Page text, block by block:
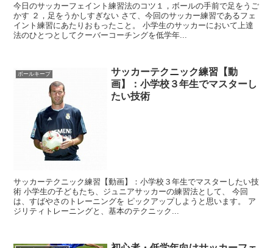
今日のサッカーフェイント練習法のコツ１，ボールの手前で足をうご
かす ２，足をうかしすぎない さて、今回のサッカー練習であるフェ
イント練習にあたりおもったこと。 小学生のサッカーにおいて上達
法のひとつとしてクーバーコーチングを低学年...
ボールキープ
サッカーテクニック練習【動
画】：小学校３年生でマスターし
たい技術
サッカーテクニック練習【動画】：小学校３年生でマスターしたい技
術 小学生の子どもたち、ジュニアサッカーの練習法として、 今回
は、すばやさのトレーニングを ピックアップしようと思います。 ア
ジリティトレーニングと、基本のテクニック...